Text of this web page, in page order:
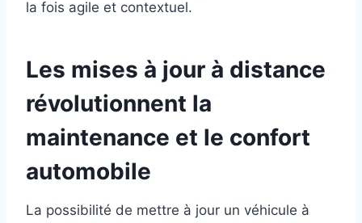
la fois agile et contextuel.
Les mises à jour à distance
révolutionnent la
maintenance et le confort
automobile
La possibilité de mettre à jour un véhicule à